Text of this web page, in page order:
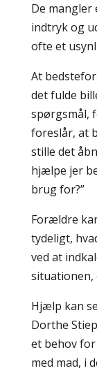
De mangler
indtryk og
ofte et
At
det fulde
spørgsmål,
foreslår, at
stille det
hjælpe jer
brug for?”
Forældre
tydeligt,
ved at
situationen,
Hjælp kan
Dorthe
et behov
med mad, i